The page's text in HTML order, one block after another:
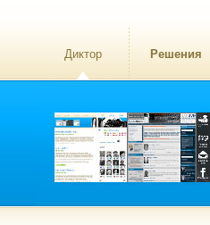
Диктор Решения